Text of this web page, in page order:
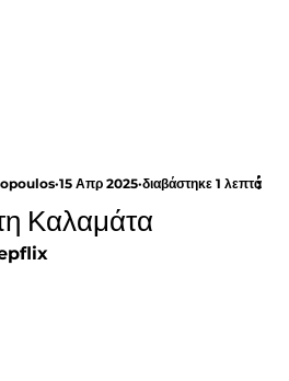
Καλαμάτα
15 Απρ 2025 διαβάστηκε 1 λεπτά